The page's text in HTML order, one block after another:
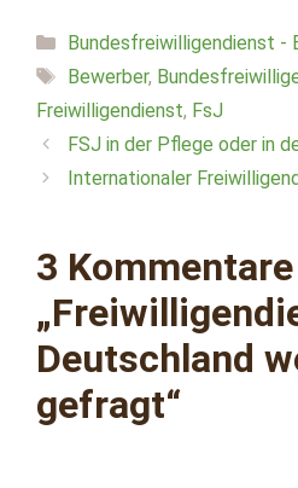
Kategorien
Bundesfreiwilligendienst -
Schlagwörter
Bewerber,
Freiwilligendienst, FsJ
FSJ in der Pflege oder in
Internationaler
3
Deutschland
gefragt“